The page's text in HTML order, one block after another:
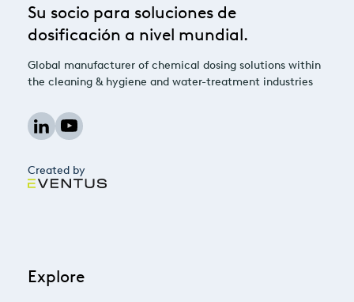
Su socio para soluciones de
dosificación a nivel mundial.
Global manufacturer of chemical dosing solutions within
the cleaning & hygiene and water-treatment industries
Created by
Explore